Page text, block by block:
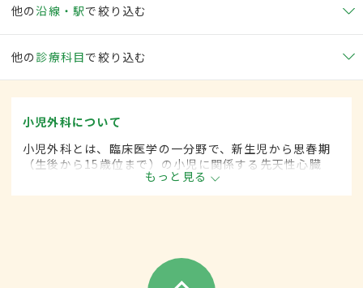
他の沿線・駅で絞り込む
他の 診療科目で絞り込む
小児外科について
小児外科とは、臨床医学の一分野で、新生児から思春期
（生後から15歳位まで）の小児に関係する先天性心臓
病・各種奇形などに対して、手術的な方法によって治療
します。
もっと見る